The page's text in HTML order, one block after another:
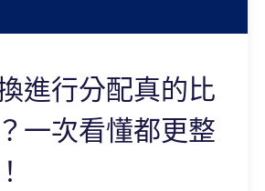
進行分配真的比
一次看懂都更整